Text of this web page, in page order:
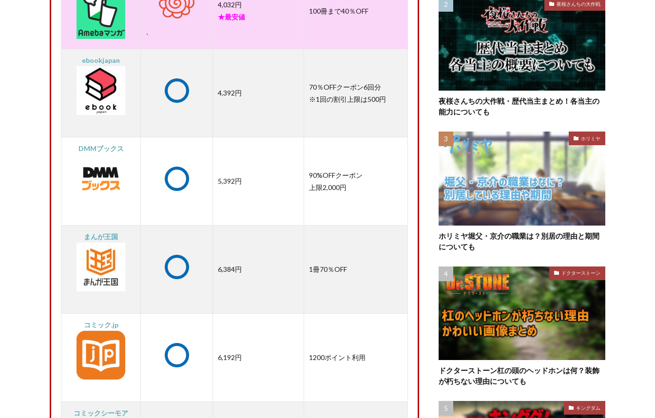
4,032円
★最安値
100冊まで40％OFF
ebookjapan
4,392円
70％OFFクーポン6回分
※1回の割引上限は500円
DMMブックス
5,392円
90%OFFクーポン
上限2,000円
まんが王国
6,384円 1冊70％OFF
コミック.jp
6,192円 1200ポイント利用
コミックシーモア
夜桜さんちの大作戦
夜桜さんちの大作戦・歴代当主まとめ！各当主の
能力についても
ホリミヤ
ホリミヤ堀父・京介の職業は？別居の理由と期間
についても
ドクターストーン
ドクターストーン杠の頭のヘッドホンは何？装飾
が朽ちない理由についても
キングダム